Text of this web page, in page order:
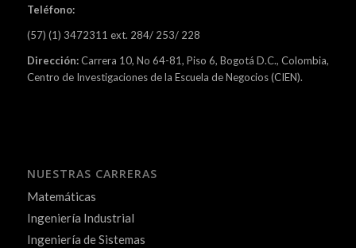
Teléfono:
(57) (1) 3472311 ext. 284/ 253/ 228
Dirección:Carrera 10, No 64-81, Piso 6, Bogotá D.C., Colombia,
Centro de Investigaciones de la Escuela de Negocios (CIEN).
NUESTRAS CARRERAS
Matemáticas
Ingeniería Industrial
Ingeniería de Sistemas